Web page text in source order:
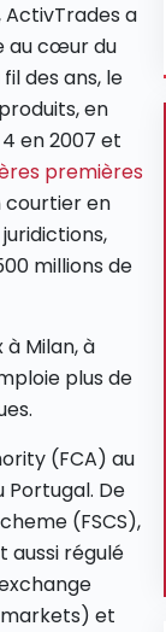
ActivTrades a
au cœur du
des ans, le
en
en 2007 et
premières
courtier en
millions de
Milan, à
plus de
(FCA) au
Portugal. De
(FSCS),
aussi régulé
markets) et